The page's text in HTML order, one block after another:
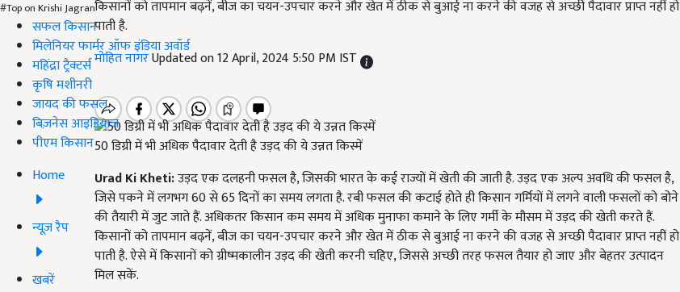
#Top on Krishi Jagran
सफल किसान
मिलेनियर फार्मर ऑफ इंडिया अवॉर्ड
महिंद्रा ट्रैक्टर्स
कृषि मशीनरी
जायद की फसल
बिज़नेस आइडियाज
पीएम किसान
Home
न्यूज़ रैप
खबरें
किसानों को तापमान बढ़नें, बीज का चयन-उपचार करने और खेत में ठीक से बुआई ना करने की वजह से अच्छी पैदावार प्राप्त नहीं हो
पाती है.
मोहित नागरUpdated on 12 April, 2024 5:50 PM IST
50 डिग्री में भी अधिक पैदावार देती है उड़द की ये उन्नत किस्में
Urad Ki Kheti:उड़द एक दलहनी फसल है, जिसकी भारत के कई राज्यों में खेती की जाती है. उड़द एक अल्प अवधि की फसल है,
जिसे पकने में लगभग 60 से 65 दिनों का समय लगता है. रबी फसल की कटाई होते ही किसान गर्मियों में लगने वाली फसलों को बोने
की तैयारी में जुट जाते हैं. अधिकतर किसान कम समय में अधिक मुनाफा कमाने के लिए गर्मी के मौसम में उड़द की खेती करते हैं.
किसानों को तापमान बढ़नें, बीज का चयन-उपचार करने और खेत में ठीक से बुआई ना करने की वजह से अच्छी पैदावार प्राप्त नहीं हो
पाती है. ऐसे में किसानों को ग्रीष्मकालीन उड़द की खेती करनी चहिए, जिससे अच्छी तरह फसल तैयार हो जाए और बेहतर उत्पादन
मिल सकें.